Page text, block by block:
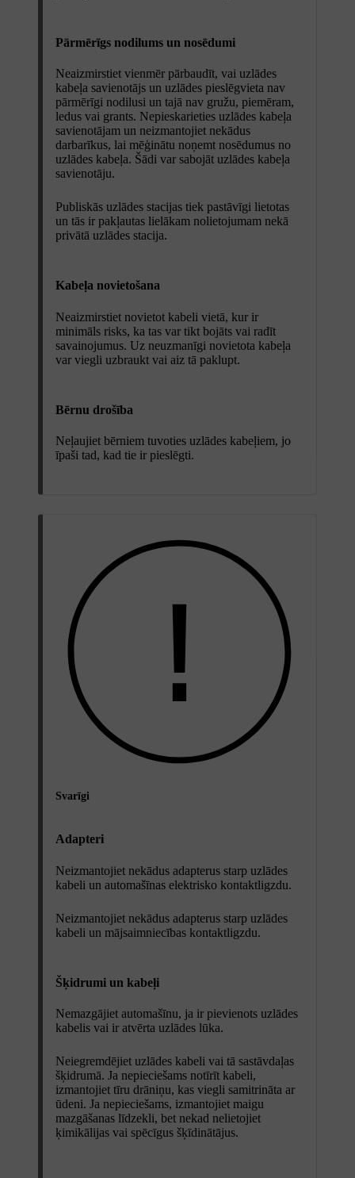
Pārmērīgs nodilums un nosēdumi
Neaizmirstiet vienmēr pārbaudīt, vai uzlādes
kabeļa savienotājs un uzlādes pieslēgvieta nav
pārmērīgi nodilusi un tajā nav gružu, piemēram,
ledus vai grants. Nepieskarieties uzlādes kabeļa
savienotājam un neizmantojiet nekādus
darbarīkus, lai mēģinātu noņemt nosēdumus no
uzlādes kabeļa. Šādi var sabojāt uzlādes kabeļa
savienotāju.
Publiskās uzlādes stacijas tiek pastāvīgi lietotas
un tās ir pakļautas lielākam nolietojumam nekā
privātā uzlādes stacija.
Kabeļa novietošana
Neaizmirstiet novietot kabeli vietā, kur ir
minimāls risks, ka tas var tikt bojāts vai radīt
savainojumus. Uz neuzmanīgi novietota kabeļa
var viegli uzbraukt vai aiz tā paklupt.
Bērnu drošība
Neļaujiet bērniem tuvoties uzlādes kabeļiem, jo
īpaši tad, kad tie ir pieslēgti.
Svarīgi
Adapteri
Neizmantojiet nekādus adapterus starp uzlādes
kabeli un automašīnas elektrisko kontaktligzdu.
Neizmantojiet nekādus adapterus starp uzlādes
kabeli un mājsaimniecības kontaktligzdu.
Šķidrumi un kabeļi
Nemazgājiet automašīnu, ja ir pievienots uzlādes
kabelis vai ir atvērta uzlādes lūka.
Neiegremdējiet uzlādes kabeli vai tā sastāvdaļas
šķidrumā. Ja nepieciešams notīrīt kabeli,
izmantojiet tīru drāniņu, kas viegli samitrināta ar
ūdeni. Ja nepieciešams, izmantojiet maigu
mazgāšanas līdzekli, bet nekad nelietojiet
ķimikālijas vai spēcīgus šķīdinātājus.